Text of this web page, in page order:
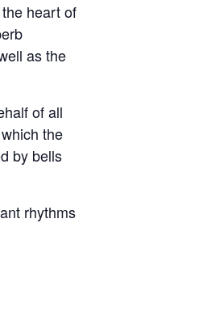
heart of
as the
of all
the
by bells
rhythms